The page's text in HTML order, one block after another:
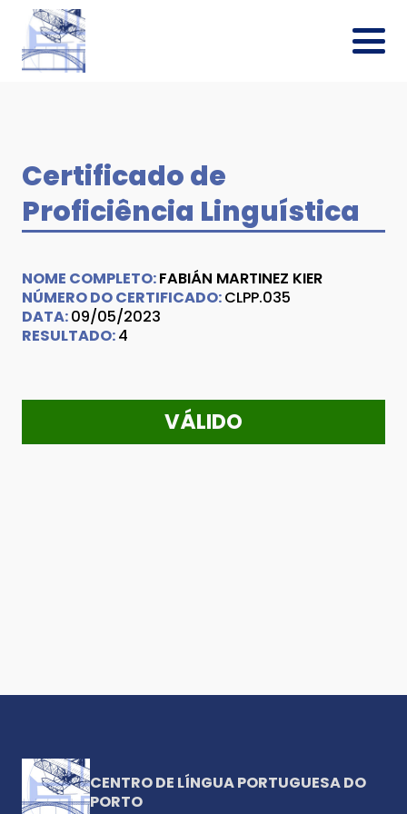
Certificado de
Proficiência Linguística
NOME COMPLETO:FABIÁN MARTINEZ KIER
NÚMERO DO CERTIFICADO:CLPP.035
DATA:09/05/2023
RESULTADO:4
VÁLIDO
CENTRO DE LÍNGUA PORTUGUESA DO
PORTO